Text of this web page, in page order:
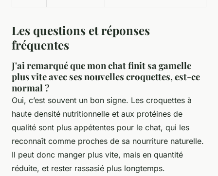
Les questions et réponses
fréquentes
J'ai remarqué que mon chat finit sa gamelle
plus vite avec ses nouvelles croquettes, est-ce
normal ?
Oui, c’est souvent un bon signe. Les croquettes à
haute densité nutritionnelle et aux protéines de
qualité sont plus appétentes pour le chat, qui les
reconnaît comme proches de sa nourriture naturelle.
Il peut donc manger plus vite, mais en quantité
réduite, et rester rassasié plus longtemps.